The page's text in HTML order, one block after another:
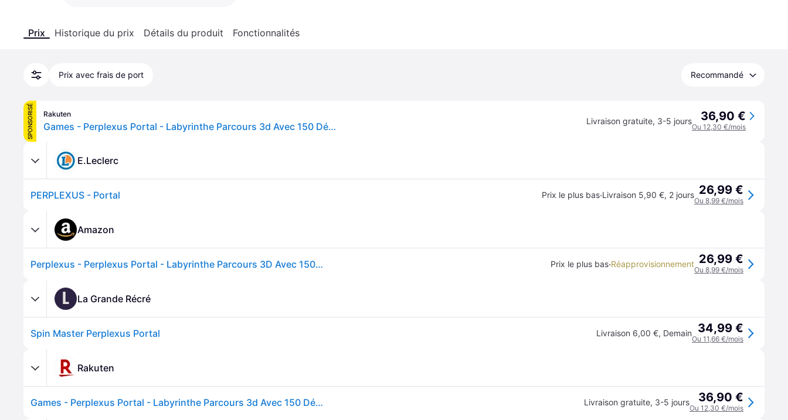
Prix Historique du prix Détails du produit Fonctionnalités
Prix avec frais de port Recommandé
SPONSORISÉ Rakuten
Games - Perplexus Portal - Labyrinthe Parcours 3d Avec 150 Défis, 50 Portails, 3 Boutons - Jeu D'action Et Réflexe - Casse Tete Enfant - Vertus Pédagogiques - Jeu Enfant 8 Ans Et + Livraison gratuite, 3-5 jours 36,90 €
Ou 12,30 €/mois
E.Leclerc
PERPLEXUS - Portal Prix le plus bas·Livraison 5,90 €, 2 jours 26,99 €
Ou 8,99 €/mois
Amazon
Perplexus - Perplexus Portal - Labyrinthe Parcours 3D Avec 150 Défis, 50 Portails Et 3 Boutons Extérieurs - Jeu d'Action et Réflexe - Casse tete enfant - Vertus Pédagogiques - Jeu Enfant 8 Ans et + Prix le plus bas·Réapprovisionnement 26,99 €
Ou 8,99 €/mois
L La Grande Récré
Spin Master Perplexus Portal Livraison 6,00 €, Demain 34,99 €
Ou 11,66 €/mois
Rakuten
Games - Perplexus Portal - Labyrinthe Parcours 3d Avec 150 Défis, 50 Portails, 3 Boutons - Jeu D'action Et Réflexe - Casse Tete Enfant - Vertus Pédagogiques - Jeu Enfant 8 Ans Et + Livraison gratuite, 3-5 jours 36,90 €
Ou 12,30 €/mois